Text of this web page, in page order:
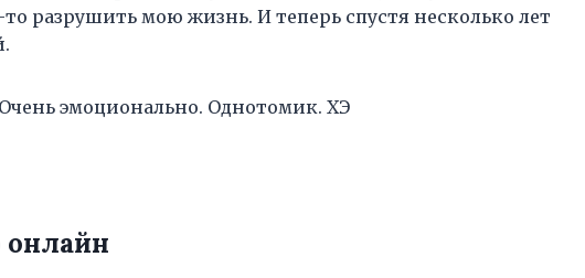
разрушить мою жизнь. И теперь спустя несколько лет
эмоционально. Однотомик. ХЭ
онлайн